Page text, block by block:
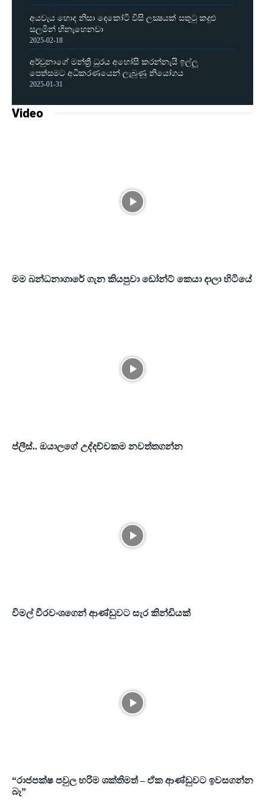
අයවැය හොද නිසා දෙකෝටි විසි ලක්‍ෂයක් සතුටු කදුළු
සලමින් හිනැහෙනවා
2025-02-18
අර්චුනාගේ මන්ත්‍රී ධුරය අහෝසි කරන්නැයි ඉල්ලූ
පෙත්සමට අධිකරණයෙන් ලැබුණු නියෝගය
2025-01-31
Video
මම බන්ධනාගාරේ ගැන කියපුවා ඩෝන්ට් කෙයා දාලා හිටියේ
ප්ලීස්.. ඔයාලගේ උද්දච්චකම නවත්තගන්න
විමල් වීරවංශගෙන් ආණ්ඩුවට සැර කින්ඩියක්
“රාජපක්ෂ පවුල හරිම ශක්තිමත් – ඒක ආණ්ඩුවට ඉවසගන්න
බෑ”